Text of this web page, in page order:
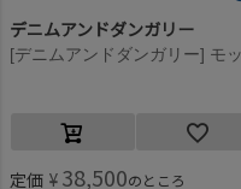
デニムアンドダンガリー
定価 ¥ 38,500のところ